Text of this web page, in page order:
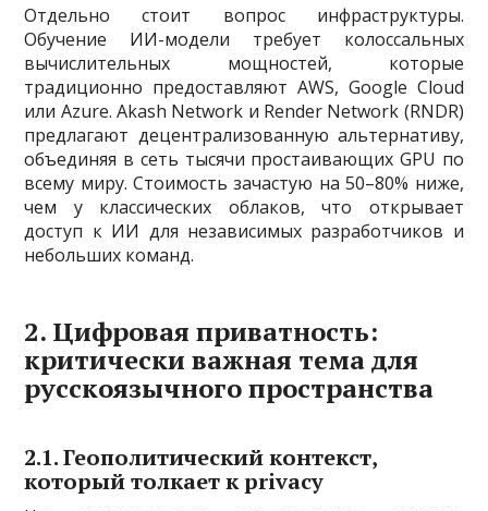
Отдельно стоит вопрос инфраструктуры.
Обучение ИИ-модели требует колоссальных
вычислительных мощностей, которые
традиционно предоставляют AWS, Google Cloud
или Azure. Akash Network и Render Network (RNDR)
предлагают децентрализованную альтернативу,
объединяя в сеть тысячи простаивающих GPU по
всему миру. Стоимость зачастую на 50–80% ниже,
чем у классических облаков, что открывает
доступ к ИИ для независимых разработчиков и
небольших команд.
2. Цифровая приватность:
критически важная тема для
русскоязычного пространства
2.1. Геополитический контекст,
который толкает к privacy